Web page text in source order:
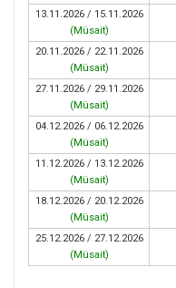
13.11.2026 / 15.11.2026
(Müsait)
20.11.2026 / 22.11.2026
(Müsait)
27.11.2026 / 29.11.2026
(Müsait)
04.12.2026 / 06.12.2026
(Müsait)
11.12.2026 / 13.12.2026
(Müsait)
18.12.2026 / 20.12.2026
(Müsait)
25.12.2026 / 27.12.2026
(Müsait)